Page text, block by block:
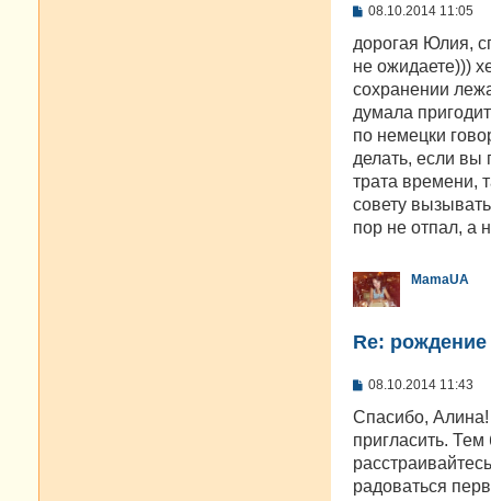
С
о
щ
е
и
е
08.10.2014 11:05
дорогая Юлия,
не ожидаете)))
сохранении
думала
по немецки
делать, если вы
трата времени,
совету
пор не отпал, а
MamaUA
Re:
С
о
щ
е
и
08.10.2014 11:43
Спасибо,
пригласить.
радоваться